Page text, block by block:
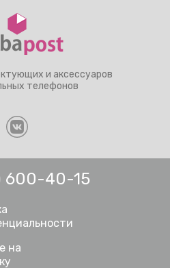
и аксессуаров
телефонов
600-40-15
на